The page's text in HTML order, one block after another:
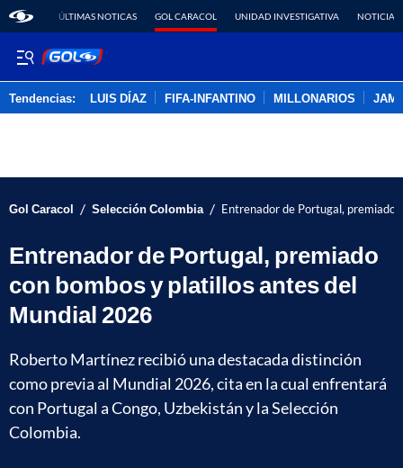
ÚLTIMAS NOTICAS GOL CARACOL UNIDAD INVESTIGATIVA NOTICIAS
Tendencias: LUIS DÍAZ FIFA-INFANTINO MILLONARIOS
Gol Caracol / Selección Colombia / Entrenador de Portugal, premiado
Entrenador de Portugal, premiado
con bombos y platillos antes del
Mundial 2026
Roberto Martínez recibió una destacada distinción
como previa al Mundial 2026, cita en la cual enfrentará
con Portugal a Congo, Uzbekistán y la Selección
Colombia.